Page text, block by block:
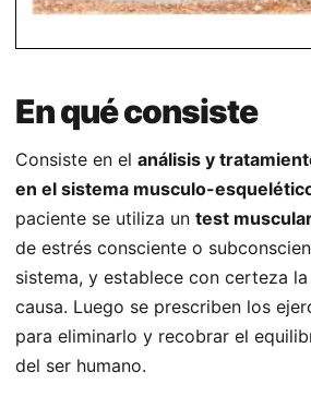
En qué consiste
Consiste en el análisis y
en el sistema musculo-
paciente se utiliza un test
de estrés consciente o
sistema, y establece con certeza
causa. Luego se prescriben los
para eliminarlo y recobrar el
del ser humano.